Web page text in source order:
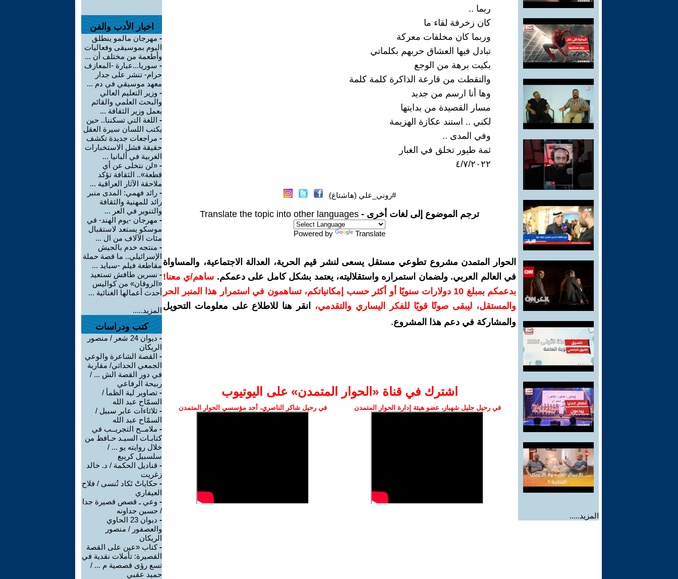
المزيد.....
ربما ..
كان زخرفة لقاء ما
وربما كان مخلفات معركة
تبادل فيها العشاق حربهم بكلماتي
بكيت برهة من الوجع
والتقطت من قارعة الذاكرة كلمة كلمة
وها أنا ارسم من جديد
مسار القصيدة من بدايتها
لكني .. استند عكازة الهزيمة
وفي المدى ..
ثمة طيور تحلق في الغبار
٤/٧/٢٠٢٢
#روني_علي (هاشتاغ)
ترجم الموضوع إلى لغات أخرى - Translate the topic into other languages
Powered by Translate
الحوار المتمدن مشروع تطوعي مستقل يسعى لنشر قيم الحرية، العدالة الاجتماعية، والمساواة
في العالم العربي. ولضمان استمراره واستقلاليته، يعتمد بشكل كامل على دعمكم. ساهم/ي معنا!
بدعمكم بمبلغ 10 دولارات سنويًا أو أكثر حسب إمكانياتكم، تساهمون في استمرار هذا المنبر الحر
والمستقل، ليبقى صوتًا قويًا للفكر اليساري والتقدمي،
انقر هنا للاطلاع على معلومات التحويل
والمشاركة في دعم هذا المشروع.
اشترك في قناة ‫«الحوار المتمدن» على اليوتيوب
في رحيل جليل شهباز، عضو هيئة إدارة الحوار المتمدن في رحيل شاكر الناصري، أحد مؤسسي الحوار المتمدن
اخبار الأدب والفن
- مهرجان مالمو ينطلق
اليوم بموسيقى وفعاليات
وأطعمة من مختلف أن ...
- سوريا...عبارة -المعازف
حرام- تنشر على جدار
معهد موسيقي في دم ...
- وزير التعليم العالي
والبحث العلمي والقائم
بعمل وزير الثقافة ...
- اللغة التي تسكننا.. حين
يكتب اللسان سيرة العقل
- مراجعات جديدة تكشف
حقيقة فشل الاستخبارات
الغربية في ألبانيا ...
- «لن نتخلى عن أي
قطعة».. الثقافة تؤكد
ملاحقة الآثار العراقية ...
- رائد فهمي: المدى منبر
رائد للمهنية والثقافة
والتنوير في العر ...
- مهرجان -يوم الهند- في
موسكو يستعد لاستقبال
مئات الآلاف من ال ...
- منتجه خدم بالجيش
الإسرائيلي.. ما قصة حملة
مقاطعة فيلم -سبايد ...
- نسرين طافش تستعيد
«الروقان» من كواليس
أحدث أعمالها الغنائية ...
المزيد.....
كتب ودراسات
-
ديوان 24 شعر / منصور
الريكان
- القصة الشاعرة والوعي
الجمعي الحداثي/ مقاربة
في دور القصة الش ... /
ربيحة الرفاعي
- تصاوير لية الظمأ /
السمّاح عبد الله
- ثلاثاءات عابر سبيل /
السمّاح عبد الله
- ملامــح التجريــب في
كتابـات السيـد حـافظ من
خلال روايته يو ... /
سلسبيل كريبع
- قناديل الحكمة / د. خالد
زغريت
- حكاياتْ تَكاد تُنسى / فلاح
العيفاري
- وعي ـ قصص قصيرة جدا
/ حسين جداونه
-
ديوان 23 الحاوي
والعصفور / منصور
الريكان
-كتاب «عين على القصة
القصيرة: تأملات نقدية في
تسع رؤى قصصية م ... /
حميد عقبي